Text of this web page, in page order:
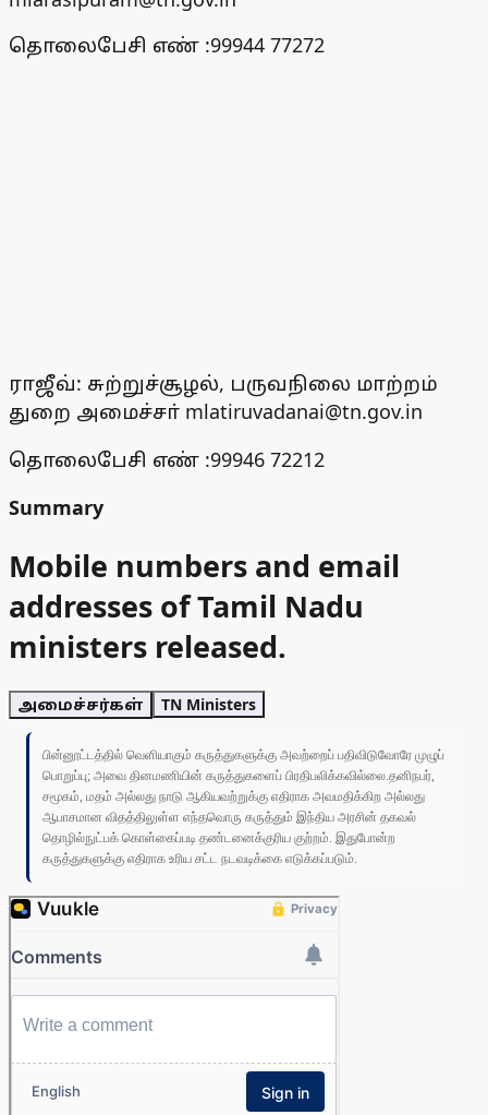
தொலைபேசி எண் :99944 77272
ராஜீவ்: சுற்றுச்சூழல், பருவநிலை மாற்றம்
துறை அமைச்சா் mlatiruvadanai@tn.gov.in
தொலைபேசி எண் :99946 72212
Summary
Mobile numbers and email
addresses of Tamil Nadu
ministers released.
அமைச்சர்கள் TN Ministers
பின்னூட்டத்தில் வெளியாகும் கருத்துகளுக்கு அவற்றைப் பதிவிடுவோரே முழுப்
பொறுப்பு; அவை தினமணியின் கருத்துகளைப் பிரதிபலிக்கவில்லை.தனிநபர்,
சமூகம், மதம் அல்லது நாடு ஆகியவற்றுக்கு எதிராக அவமதிக்கிற அல்லது
ஆபாசமான விதத்திலுள்ள எந்தவொரு கருத்தும் இந்திய அரசின் தகவல்
தொழில்நுட்பக் கொள்கைப்படி தண்டனைக்குரிய குற்றம். இதுபோன்ற
கருத்துகளுக்கு எதிராக உரிய சட்ட நடவடிக்கை எடுக்கப்படும்.